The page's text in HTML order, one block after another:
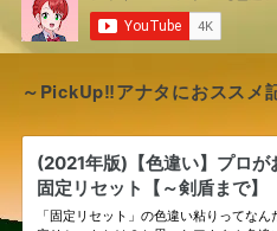
～PickUp‼アナタにおススメ